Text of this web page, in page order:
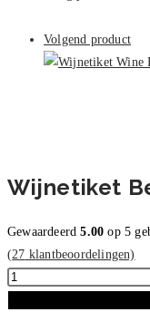
Volgend product
Wijnetiket
Gewaardeerd5.00 op 5
(27 klantbeoordelingen)
Wijnetiket